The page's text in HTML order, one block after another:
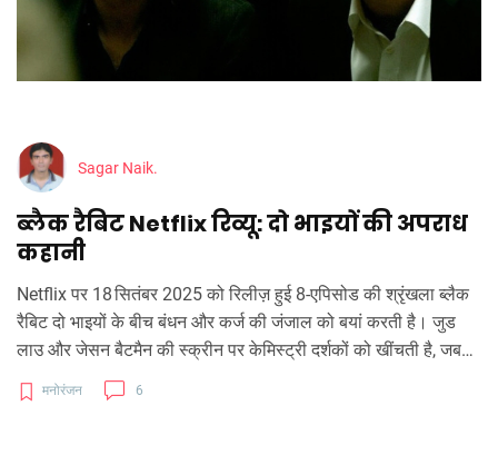
Sagar Naik.
ब्लैक रैबिट Netflix रिव्यू: दो भाइयों की अपराध
कहानी
Netflix पर 18 सितंबर 2025 को रिलीज़ हुई 8‑एपिसोड की श्रृंखला ब्लैक
रैबिट दो भाइयों के बीच बंधन और कर्ज की जंजाल को बयां करती है। जुड
लाउ और जेसन बैटमैन की स्क्रीन पर केमिस्ट्री दर्शकों को खींचती है, जबकि
कहानी में फ़्लैशबैक और मल्टी‑पर्सपेक्टिव तकनीकें जोड़ती हैं। दृश्य शैली
80‑90 के दशक और वर्तमान को मिलाती है, जिससे माहौल तंग रहता है।
मनोरंजन 6